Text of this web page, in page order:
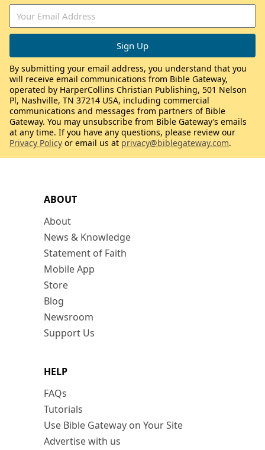
ABOUT
About
News & Knowledge
Statement of Faith
Mobile App
Store
Blog
Newsroom
Support Us
HELP
FAQs
Tutorials
Use Bible Gateway on Your Site
Advertise with us
By submitting your email address, you understand that you
will receive email communications from Bible Gateway,
operated by HarperCollins Christian Publishing, 501 Nelson
Pl, Nashville, TN 37214 USA, including commercial
communications and messages from partners of Bible
Gateway. You may unsubscribe from Bible Gateway’s emails
at any time. If you have any questions, please review our
Privacy Policy or email us at privacy@biblegateway.com.